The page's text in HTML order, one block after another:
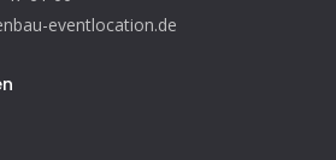
eventlocation.de